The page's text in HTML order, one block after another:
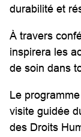
durabilité et
À travers
inspirera les
de soin dans
Le
visite guidée
des Droits